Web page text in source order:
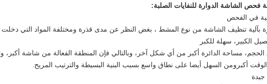
فحص الشاشة الدوارة للنفايات الصلبة:
بآلية تنظيف الشاشة من نوع المشط ، بغض النظر عن مدى قذرة ومختلفة المواد التي دخلت
مساحة الدائرة أكبر من أي شكل آخر، وبالتالي فإن المنطقة الفعالة من شاشة أكبر،
أكبرومن السهل أيضا على نطاق واسع بسبب البنية البسيطة والترتيب المريح.